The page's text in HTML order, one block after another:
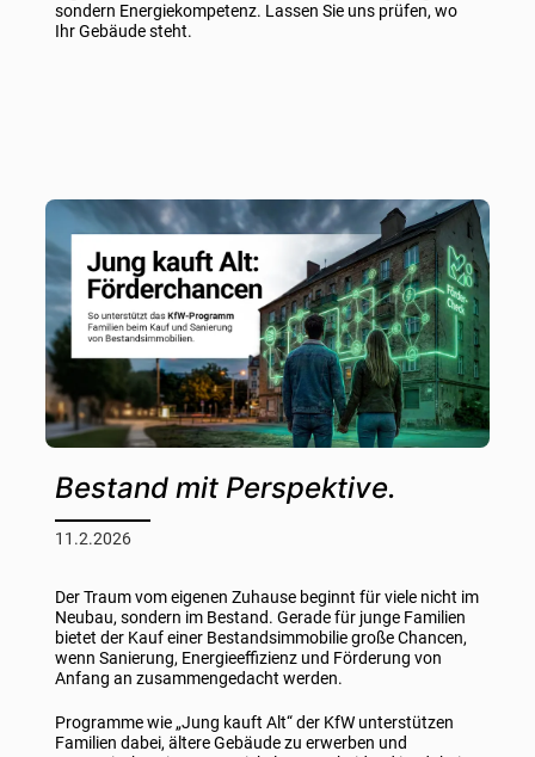
sondern Energiekompetenz. Lassen Sie uns prüfen, wo
Ihr Gebäude steht.
Bestand mit Perspektive.
11.2.2026
Der Traum vom eigenen Zuhause beginnt für viele nicht im
Neubau, sondern im Bestand. Gerade für junge Familien
bietet der Kauf einer Bestandsimmobilie große Chancen,
wenn Sanierung, Energieeffizienz und Förderung von
Anfang an zusammengedacht werden.
Programme wie „Jung kauft Alt“ der KfW unterstützen
Familien dabei, ältere Gebäude zu erwerben und